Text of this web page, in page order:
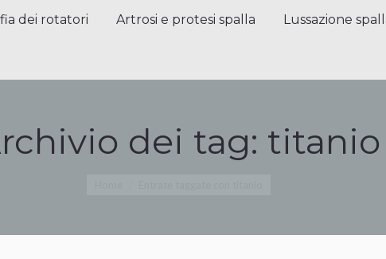
dei rotatori Artrosi e protesi spalla Lussazione
dei tag: titanio
dei rotatori Artrosi e protesi spalla Lussazione spalla